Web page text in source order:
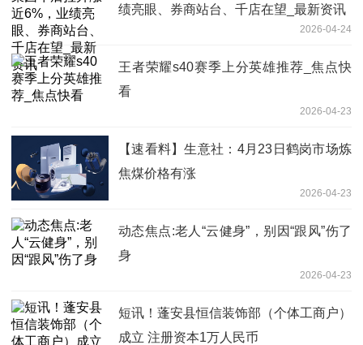
绩亮眼、券商站台、千店在望_最新资讯
2026-04-24
王者荣耀s40赛季上分英雄推荐_焦点快
看
2026-04-23
【速看料】生意社：4月23日鹤岗市场炼
焦煤价格有涨
2026-04-23
动态焦点:老人“云健身”，别因“跟风”伤了
身
2026-04-23
短讯！蓬安县恒信装饰部（个体工商户）
成立 注册资本1万人民币